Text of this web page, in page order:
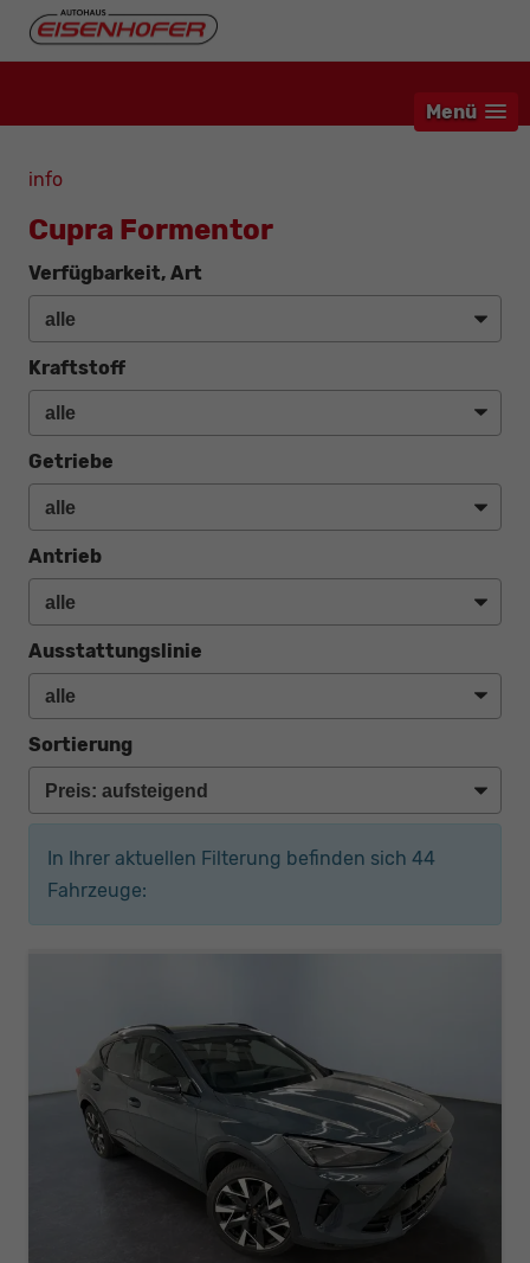
Menü
info
Cupra Formentor
Verfügbarkeit, Art
Kraftstoff
Getriebe
Antrieb
Ausstattungslinie
Sortierung
In Ihrer aktuellen Filterung befinden sich 44
Fahrzeuge: